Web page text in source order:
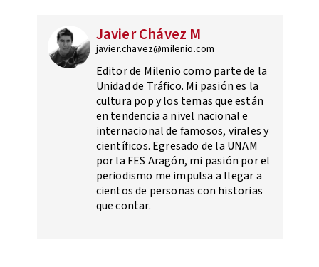
Javier Chávez M
javier.chavez@milenio.com
Editor de Milenio como parte de la
Unidad de Tráfico. Mi pasión es la
cultura pop y los temas que están
en tendencia a nivel nacional e
internacional de famosos, virales y
científicos. Egresado de la UNAM
por la FES Aragón, mi pasión por el
periodismo me impulsa a llegar a
cientos de personas con historias
que contar.